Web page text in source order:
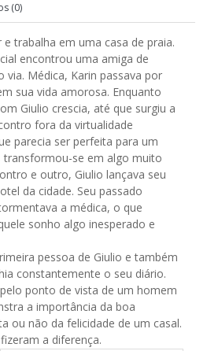
(0)
trabalha em uma casa de praia.
encontrou uma amiga de
via. Médica, Karin passava por
sua vida amorosa. Enquanto
Giulio crescia, até que surgiu a
fora da virtualidade
parecia ser perfeita para um
transformou-se em algo muito
e outro, Giulio lançava seu
da cidade. Seu passado
a médica, o que
sonho algo inesperado e
pessoa de Giulio e também
constantemente o seu diário.
ponto de vista de um homem
a importância da boa
ou não da felicidade de um casal.
a diferença.